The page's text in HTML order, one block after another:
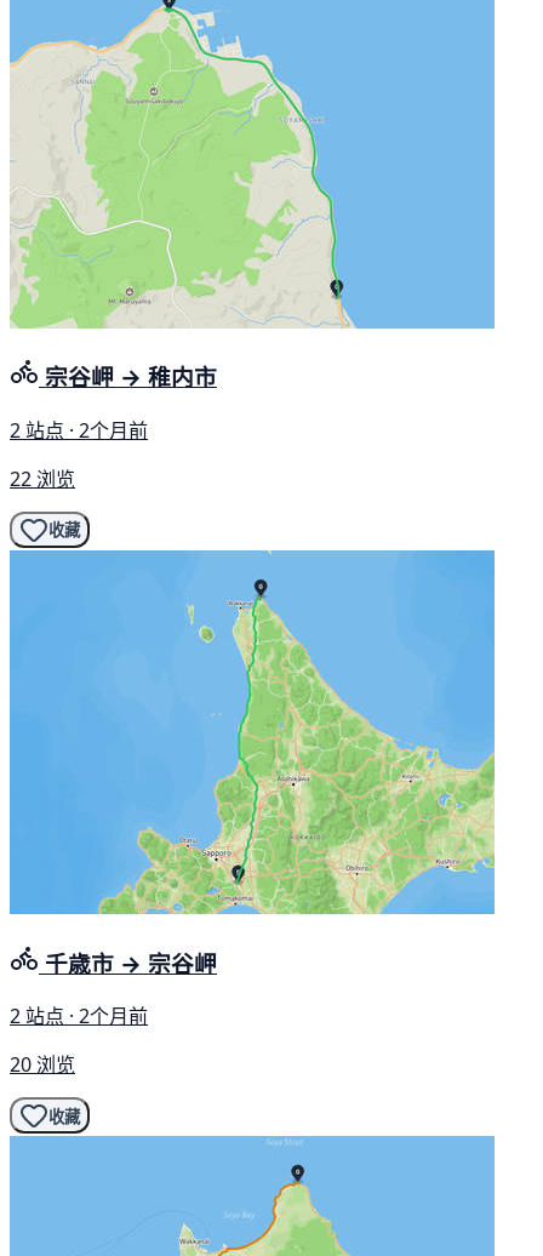
宗谷岬 → 稚内市
2 站点 · 2个月前
22 浏览
收藏
千歳市 → 宗谷岬
2 站点 · 2个月前
20 浏览
收藏